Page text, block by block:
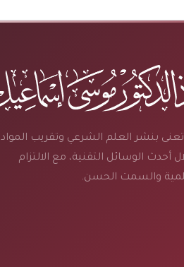
بنشر العلم الشرعي وتقريب المواد
أحدث الوسائل التقنية، مع الالتزام
والسمت الحسن.